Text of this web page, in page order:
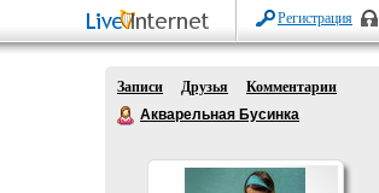
Регистрация
Записи Друзья
Комментарии
Акварельная Бусинка